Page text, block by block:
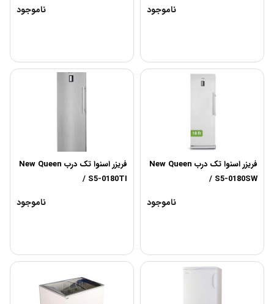
ناموجود ناموجود
فریزر اسنوا تک درب New Queen
/ S5-0180SW
ناموجود
فریزر اسنوا تک درب New Queen
/ S5-0180TI
ناموجود